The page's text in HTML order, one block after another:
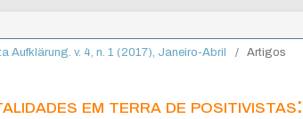
Aufklärung. v. 4, n. 1 (2017), Janeiro-Abril / Artigos
em terra de